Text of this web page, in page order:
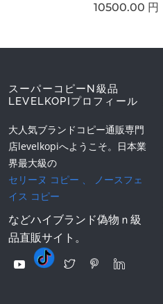
10500.00 円
スーパーコピーN級品
LEVELKOPIプロフィール
大人気ブランドコピー通販専門
店levelkopiへようこそ。日本業
界最大級の
セリーヌ コピー 、
ノースフェ
イス コピー
などハイブランド偽物ｎ級
品直販サイト。